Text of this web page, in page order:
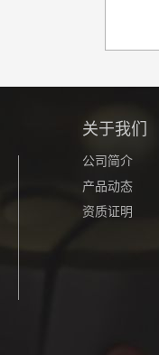
关于我们
公司简介
产品动态
资质证明